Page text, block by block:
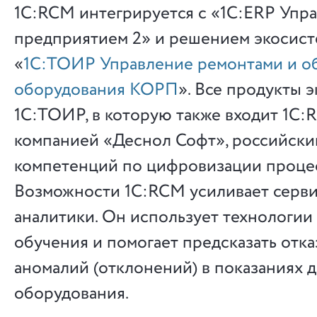
1С:RCM интегрируется с «1С:ERP
предприятием 2» и решением
«1С:ТОИР Управление ремонтами и
оборудования КОРП». Все продукты
1С:ТОИР, в которую также входит
компанией «Деснол Софт»,
компетенций по цифровизации
Возможности 1С:RCM усиливает
аналитики. Он использует
обучения и помогает предсказать
аномалий (отклонений) в показаниях
оборудования.